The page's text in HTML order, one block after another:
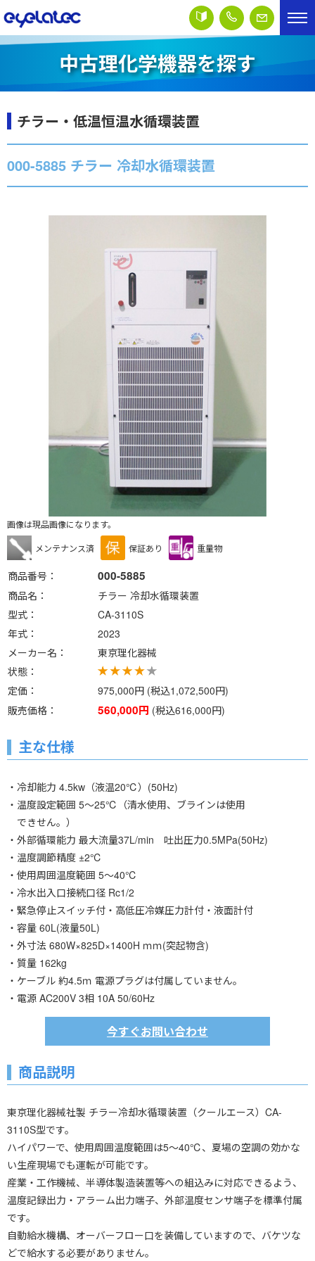
中古理化学機器を探す
チラー・低温恒温水循環装置
000-5885 チラー 冷却水循環装置
画像は現品画像になります。
メンテナンス済
保証あり 重量物
商品番号 000-5885
商品名
チラー 冷却水循環装置
型式
CA-3110S
年式
2023
メーカー名
東京理化器械
状態
定価
975,000円 (税込1,072,500円)
販売価格
560,000円 (税込616,000円)
主な仕様
・冷却能力 4.5kw（液温20℃）(50Hz)
・温度設定範囲 5～25℃（清水使用、ブラインは使用
できせん。）
・外部循環能力 最大流量37L/min 吐出圧力0.5MPa(50Hz)
・温度調節精度 ±2℃
・使用周囲温度範囲 5～40℃
・冷水出入口接続口径 Rc1/2
・緊急停止スイッチ付・高低圧冷媒圧力計付・液面計付
・容量 60L(液量50L)
・外寸法 680W×825D×1400H ｍｍ(突起物含)
・質量 162kg
・ケーブル 約4.5ｍ 電源プラグは付属していません。
・電源 AC200V 3相 10A 50/60Hz
今すぐお問い合わせ
商品説明
東京理化器械社製 チラー冷却水循環装置（クールエース）CA-
3110S型です。
ハイパワーで、使用周囲温度範囲は5～40℃、夏場の空調の効かな
い生産現場でも運転が可能です。
産業・工作機械、半導体製造装置等への組込みに対応できるよう、
温度記録出力・アラーム出力端子、外部温度センサ端子を標準付属
です。
自動給水機構、オーバーフロー口を装備していますので、バケツな
どで給水する必要がありません。